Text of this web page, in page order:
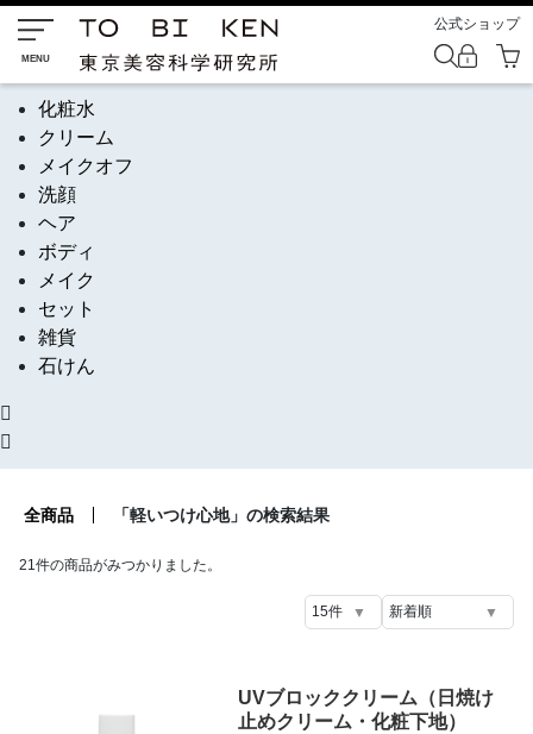
公式ショップ
化粧水
クリーム
メイクオフ
洗顔
ヘア
ボディ
メイク
セット
雑貨
石けん
全商品 「軽いつけ心地」の検索結果
21 件の商品がみつかりました。
UVブロッククリーム（日焼け
止めクリーム・化粧下地）